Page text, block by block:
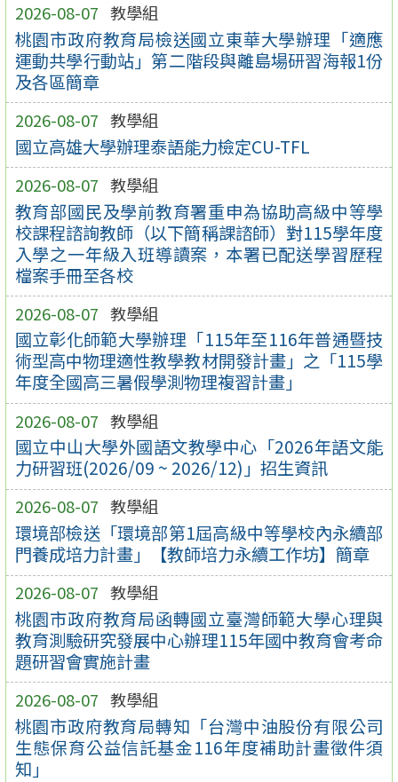
2026-08-07 教學組
桃園市政府教育局檢送國立東華大學辦理「適應
運動共學行動站」第二階段與離島場研習海報1份
及各區簡章
2026-08-07 教學組
國立高雄大學辦理泰語能力檢定CU-TFL
2026-08-07 教學組
教育部國民及學前教育署重申為協助高級中等學
校課程諮詢教師（以下簡稱課諮師）對115學年度
入學之一年級入班導讀案，本署已配送學習歷程
檔案手冊至各校
2026-08-07 教學組
國立彰化師範大學辦理「115年至116年普通暨技
術型高中物理適性教學教材開發計畫」之「115學
年度全國高三暑假學測物理複習計畫」
2026-08-07 教學組
國立中山大學外國語文教學中心「2026年語文能
力研習班(2026/09 ~ 2026/12)」招生資訊
2026-08-07 教學組
環境部檢送「環境部第1屆高級中等學校內永續部
門養成培力計畫」【教師培力永續工作坊】簡章
2026-08-07 教學組
桃園市政府教育局函轉國立臺灣師範大學心理與
教育測驗研究發展中心辦理115年國中教育會考命
題研習會實施計畫
2026-08-07 教學組
桃園市政府教育局轉知「台灣中油股份有限公司
生態保育公益信託基金116年度補助計畫徵件須
知」